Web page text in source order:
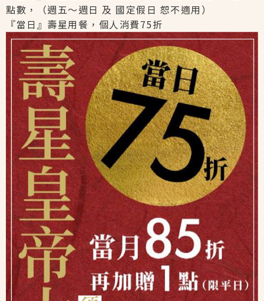
點數，（週五～週日 及 國定假日 恕不適用）
『當日』壽星用餐，個人消費75折